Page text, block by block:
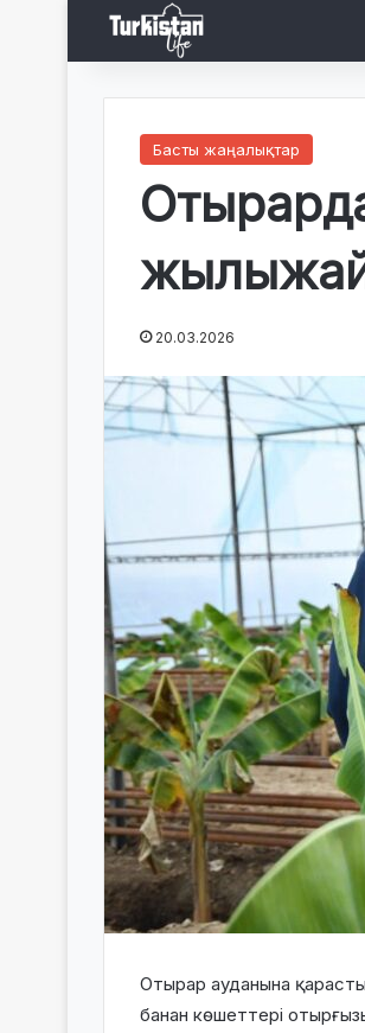
Басты жаңалықтар
20.03.2026
Отырар ауданына
банан көшеттері